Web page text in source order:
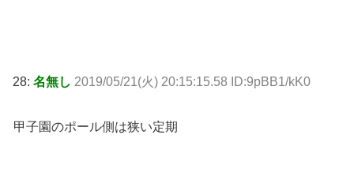
28: 名無し 2019/05/21(火) 20:15:15.58 ID:9pBB1/kK0
甲子園のポール側は狭い定期